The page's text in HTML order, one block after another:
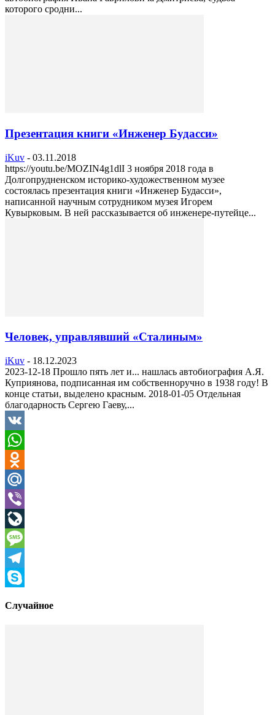
которого сродни...
Презентация книги «Инженер Будасси»
iKuv - 03.11.2018
https://youtu.be/MOZIN4g1dlI 3 ноября 2018 года в
Долгопрудненском историко-художественном музее
состоялась презентация книги «Инженер Будасси»,
написанной научным сотрудником музея Игорем
Кувырковым. В ней рассказывается об инженере-путейце...
Человек, управлявший «Сталиным»
iKuv - 18.12.2023
2023-12-18 Прошло пять лет и... нашлась автобиография А.Я.
Куприянова, подписанная им собственноручно в 1938 году! В
конце статьи, выделено красным. 2018-01-05 Отдельная
благодарность Сергею Гаеву,...
VK
WhatsApp
Odnoklassniki
Mail.Ru
Viber
LiveJournal
Message
Telegram
Случайное